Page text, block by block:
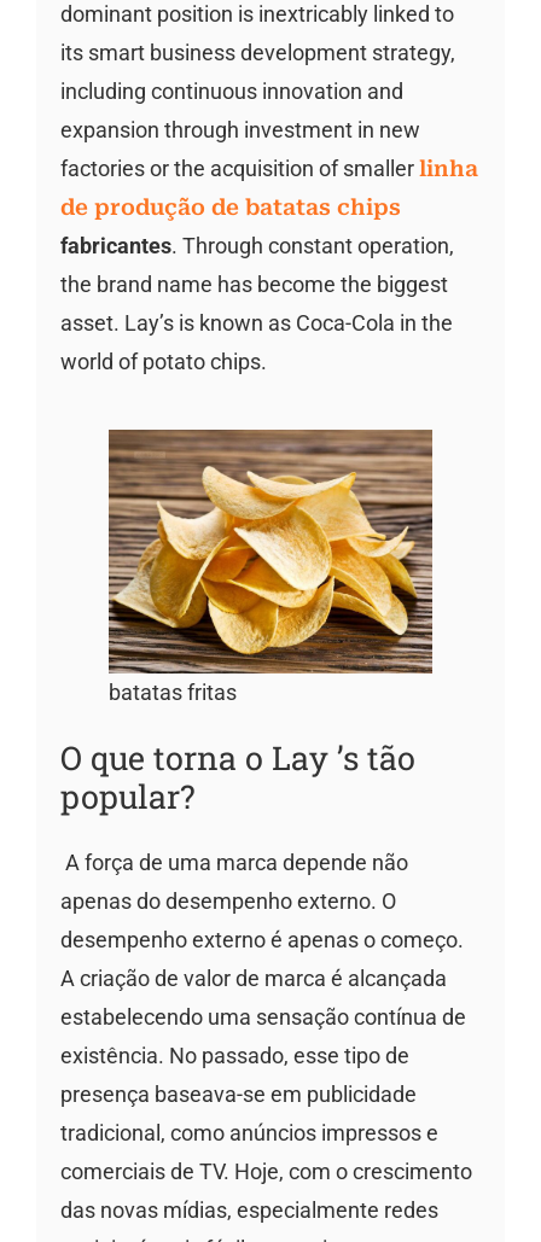
dominant position is inextricably linked to
its smart business development strategy,
including continuous innovation and
expansion through investment in new
factories or the acquisition of smallerlinha
de produção de batatas chips
fabricantes. Through constant operation,
the brand name has become the biggest
asset. Lay’s is known as Coca-Cola in the
world of potato chips.
batatas fritas
O que torna o Lay ’s tão
popular?
A força de uma marca depende não
apenas do desempenho externo. O
desempenho externo é apenas o começo.
A criação de valor de marca é alcançada
estabelecendo uma sensação contínua de
existência. No passado, esse tipo de
presença baseava-se em publicidade
tradicional, como anúncios impressos e
comerciais de TV. Hoje, com o crescimento
das novas mídias, especialmente redes